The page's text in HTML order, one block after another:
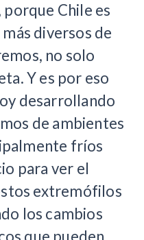
Chile es
diversos de
no solo
Y es por eso
desarrollando
de ambientes
fríos
para ver el
extremófilos
los cambios
que pueden